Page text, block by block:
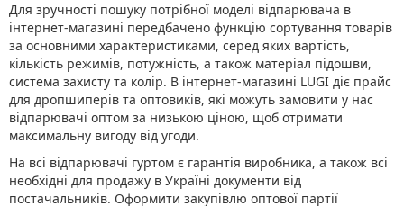
Для зручності пошуку потрібної моделі відпарювача в
інтернет-магазині передбачено функцію сортування товарів
за основними характеристиками, серед яких вартість,
кількість режимів, потужність, а також матеріал підошви,
система захисту та колір. В інтернет-магазині LUGI діє прайс
для дропшиперів та оптовиків, які можуть замовити у нас
відпарювачі оптом за низькою ціною, щоб отримати
максимальну вигоду від угоди.
На всі відпарювачі гуртом є гарантія виробника, а також всі
необхідні для продажу в Україні документи від
постачальників. Оформити закупівлю оптової партії